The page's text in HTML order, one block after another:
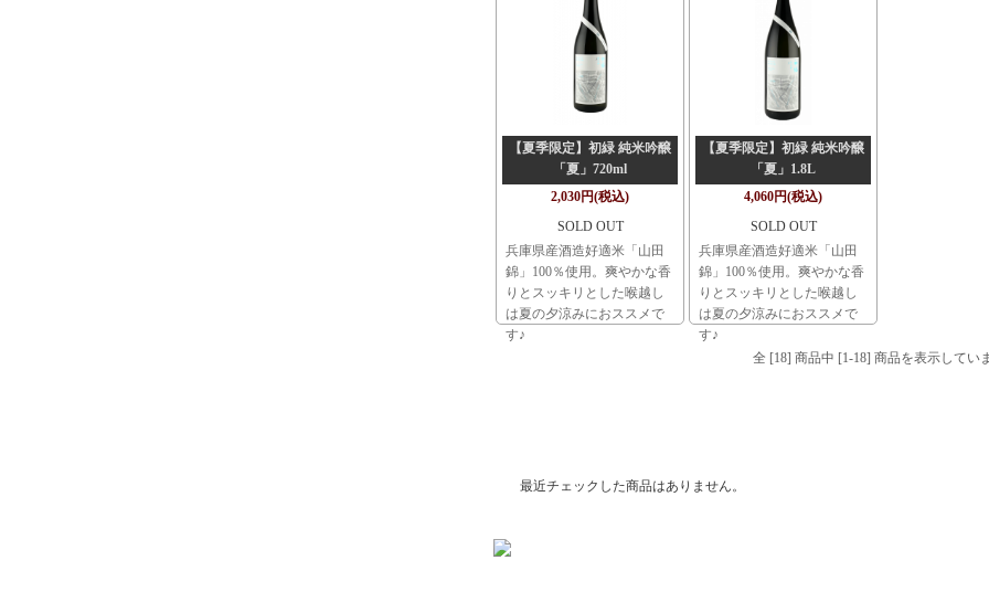
【夏季限定】初緑 純米吟醸
「夏」720ml
2,030円(税込)
SOLD OUT
兵庫県産酒造好適米「山田
錦」100％使用。爽やかな香
りとスッキリとした喉越し
は夏の夕涼みにおススメで
す♪
【夏季限定】初緑 純米吟醸
「夏」1.8L
4,060円(税込)
SOLD OUT
兵庫県産酒造好適米「山田
錦」100％使用。爽やかな香
りとスッキリとした喉越し
は夏の夕涼みにおススメで
す♪
全 [18] 商品中 [1-18] 商品を表示してい
最近チェックした商品はありません。